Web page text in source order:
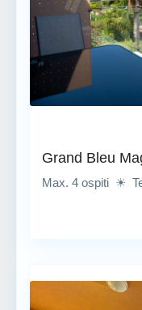
Grand Bleu
Max. 4 ospiti ☀